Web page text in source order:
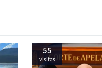
55
visitas